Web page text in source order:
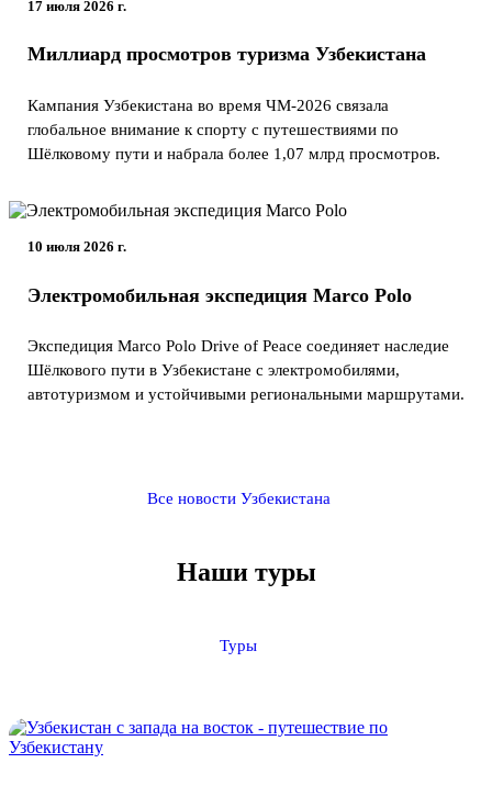
17 июля 2026 г.
Миллиард просмотров туризма Узбекистана
Кампания Узбекистана во время ЧМ-2026 связала
глобальное внимание к спорту с путешествиями по
Шёлковому пути и набрала более 1,07 млрд просмотров.
10 июля 2026 г.
Электромобильная экспедиция Marco Polo
Экспедиция Marco Polo Drive of Peace соединяет наследие
Шёлкового пути в Узбекистане с электромобилями,
автотуризмом и устойчивыми региональными маршрутами.
Все новости Узбекистана
Наши туры
Туры